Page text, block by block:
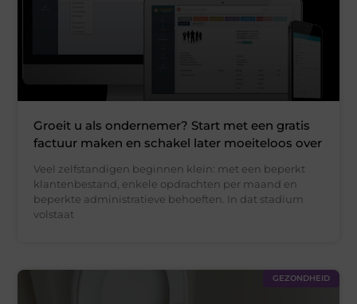
Groeit u als ondernemer? Start met een gratis
factuur maken en schakel later moeiteloos over
Veel zelfstandigen beginnen klein: met een beperkt
klantenbestand, enkele opdrachten per maand en
beperkte administratieve behoeften. In dat stadium
volstaat
GEZONDHEID